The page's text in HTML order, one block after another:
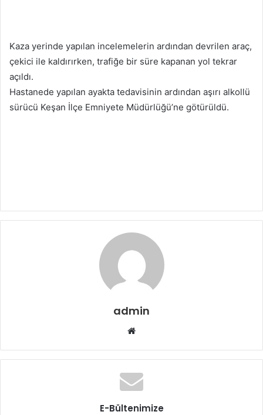
Kaza yerinde yapılan incelemelerin ardından devrilen araç,
çekici ile kaldırırken, trafiğe bir süre kapanan yol tekrar
açıldı.
Hastanede yapılan ayakta tedavisinin ardından aşırı alkollü
sürücü Keşan İlçe Emniyete Müdürlüğü’ne götürüldü.
admin
Web
E-Bültenimize